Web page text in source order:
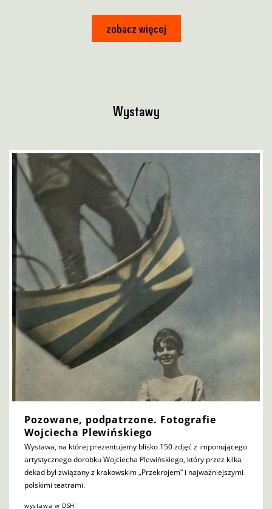
zobacz więcej
Wystawy
Pozowane, podpatrzone. Fotografie
Wojciecha Plewińskiego
Wystawa, na której prezentujemy blisko 150 zdjęć z imponującego
artystycznego dorobku Wojciecha Plewińskiego, który przez kilka
dekad był związany z krakowskim „Przekrojem” i najważniejszymi
polskimi teatrami.
wystawa w DSH